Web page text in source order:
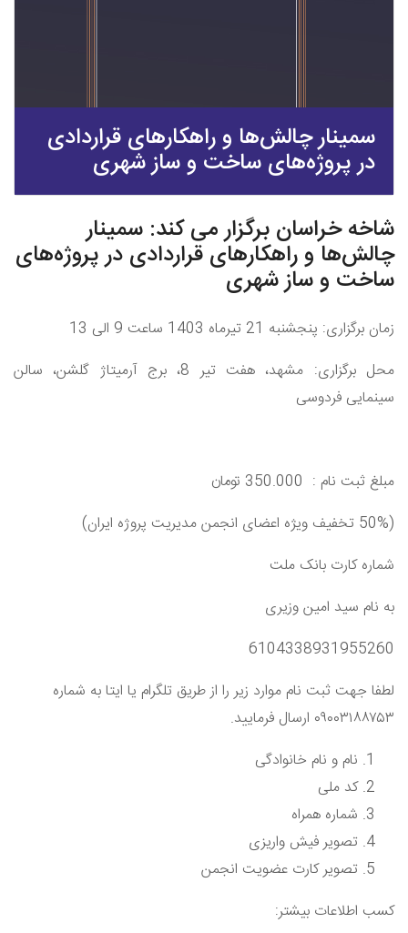
سمینار چالش‌ها و راهکارهای قراردادی
در پروژه‌های ساخت و ساز شهری
شاخه خراسان برگزار می کند: سمینار
چالش‌ها و راهکارهای قراردادی در پروژه‌های
ساخت و ساز شهری
زمان برگزاری: پنجشنبه 21 تیرماه 1403 ساعت 9 الی 13
محل برگزاری: مشهد، هفت تیر 8، برج آرمیتاژ گلشن، سالن
سینمایی فردوسی
مبلغ ثبت نام : 350.000 تومان
شماره کارت بانک ملت
به نام سید امین وزیری
6104338931955260
لطفا جهت ثبت نام موارد زیر را از طریق تلگرام یا ایتا به شماره
۰۹۰۰۳۱۸۸۷۵۳ ارسال فرمایید
.
نام و نام خانوادگی
کد ملی
شماره همراه
تصویر فیش واریزی
تصویر کارت عضویت انجمن
کسب اطلاعات بیشتر: